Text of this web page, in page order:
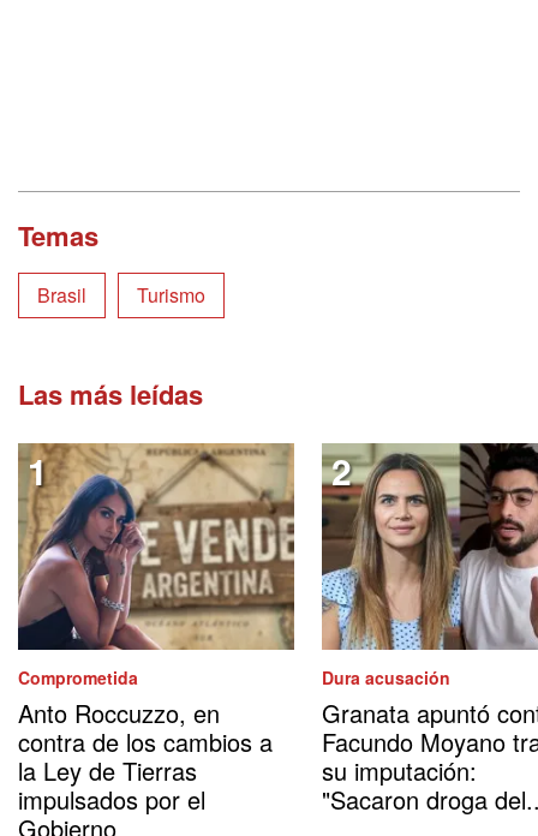
Temas
Brasil Turismo
Las más leídas
Comprometida
Anto Roccuzzo, en
contra de los cambios a
la Ley de Tierras
impulsados por el
Gobierno
Dura acusación
Granata apuntó
Facundo Moyano
su imputación:
"Sacaron droga